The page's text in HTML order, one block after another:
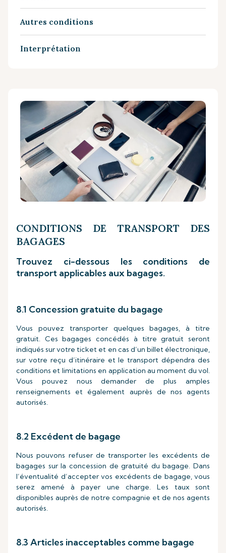
CONDITIONS DE TRANSPORT DES
BAGAGES
Trouvez ci-dessous les conditions de
transport applicables aux bagages.
8.1 Concession gratuite du bagage
Vous pouvez transporter quelques bagages, à titre
gratuit. Ces bagages concédés à titre gratuit seront
indiqués sur votre ticket et en cas d’un billet électronique,
sur votre reçu d’itinéraire et le transport dépendra des
conditions et limitations en application au moment du vol.
Vous pouvez nous demander de plus amples
renseignements et également auprès de nos agents
autorisés.
8.2 Excédent de bagage
Nous pouvons refuser de transporter les excédents de
bagages sur la concession de gratuité du bagage. Dans
l’éventualité d’accepter vos excédents de bagage, vous
serez amené à payer une charge. Les taux sont
disponibles auprès de notre compagnie et de nos agents
autorisés.
8.3 Articles inacceptables comme bagage
Autres conditions
Interprétation